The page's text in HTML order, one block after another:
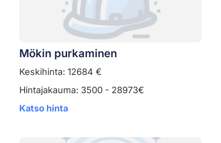
Mökin purkaminen
Keskihinta: 12684 €
Hintajakauma: 3500 - 28973€
Katso hinta